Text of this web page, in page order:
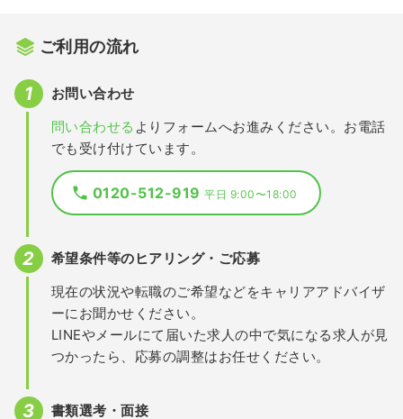
ご利用の流れ
お問い合わせ
問い合わせる よりフォームへお進みください。お電話
でも受け付けています。
0120-512-919平日 9:00〜18:00
希望条件等のヒアリング・ご応募
現在の状況や転職のご希望などをキャリアアドバイザ
ーにお聞かせください。
LINEやメールにて届いた求人の中で気になる求人が見
つかったら、応募の調整はお任せください。
書類選考・面接